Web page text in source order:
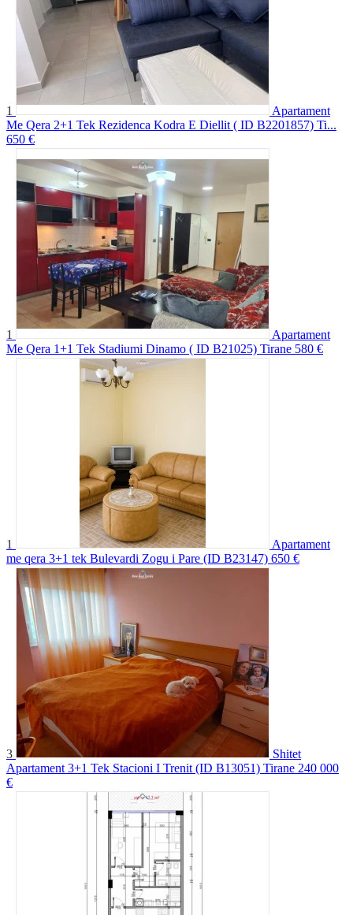
1
Apartament
Me Qera 2+1 Tek Rezidenca Kodra E Diellit ( ID B2201857) Ti...
650 €
1
Apartament
Me Qera 1+1 Tek Stadiumi Dinamo ( ID B21025) Tirane 580 €
1
Apartament
me qera 3+1 tek Bulevardi Zogu i Pare (ID B23147) 650 €
3
Shitet
Apartament 3+1 Tek Stacioni I Trenit (ID B13051) Tirane 240 000
€